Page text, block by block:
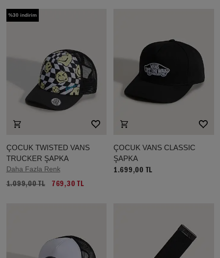
%30 indirim
ÇOCUK TWISTED VANS
TRUCKER ŞAPKA
Daha Fazla Renk
1.099,00 TL 769,30 TL
ÇOCUK VANS CLASSIC
ŞAPKA
1.699,00 TL